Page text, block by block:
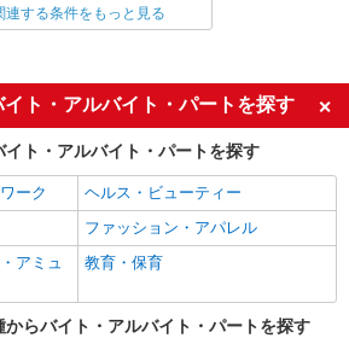
手・助産師
ミドル（40代～）活躍中
社会保険あり
連する条件をもっと見る
ト・アルバイト・パートを探す
ト・アルバイト・パートを探す
ーク
ヘルス・ビューティー
ファッション・アパレル
アミュ
教育・保育
らバイト・アルバイト・パートを探す